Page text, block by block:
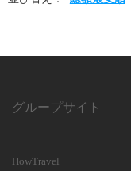
必須
利用日数
利用日数
グループサイト
HowTravel